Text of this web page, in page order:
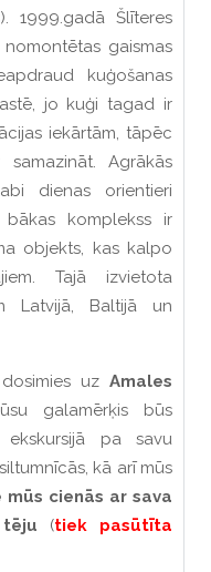
1999.gadā Šlīteres
gaismas
kuģošanas
jo kuģi tagad ir
iekārtām, tāpēc
Agrākās
dienas orientieri
bākas komplekss ir
objekts, kas kalpo
Tajā izvietota
Latvijā, Baltijā un
uz Amales
galamērķis būs
ekskursijā pa savu
kā arī mūs
mūs cienās ar sava
(tiek pasūtīta